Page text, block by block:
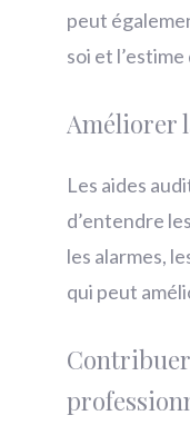
peut
soi et l’estime
Améliorer
Les aides
d’entendre
les alarmes,
qui peut